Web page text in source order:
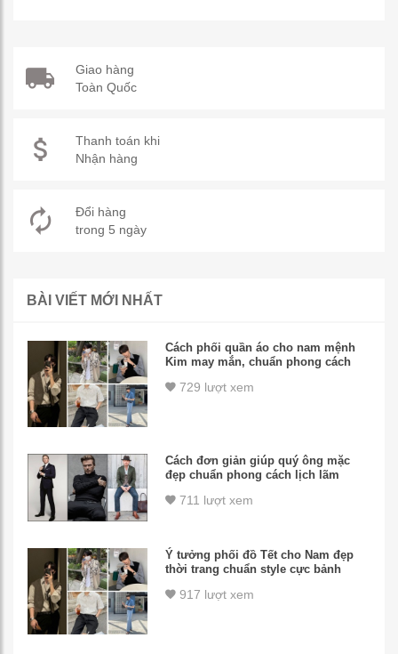
Giao hàng
Toàn Quốc
Thanh toán khi
Nhận hàng
Đổi hàng
trong 5 ngày
BÀI VIẾT MỚI NHẤT
Cách phối quần áo cho nam mệnh
Kim may mắn, chuẩn phong cách
729 lượt xem
Cách đơn giản giúp quý ông mặc
đẹp chuẩn phong cách lịch lãm
711 lượt xem
Ý tưởng phối đồ Tết cho Nam đẹp
thời trang chuẩn style cực bảnh
917 lượt xem